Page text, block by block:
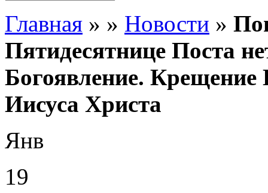
Главная » » Новости »
Пятидесятнице Поста
Богоявление. Крещение
Иисуса Христа
Янв
19